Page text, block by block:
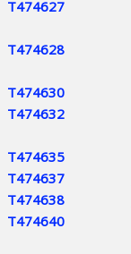
T474627
T474628
T474630
T474632
T474635
T474637
T474638
T474640